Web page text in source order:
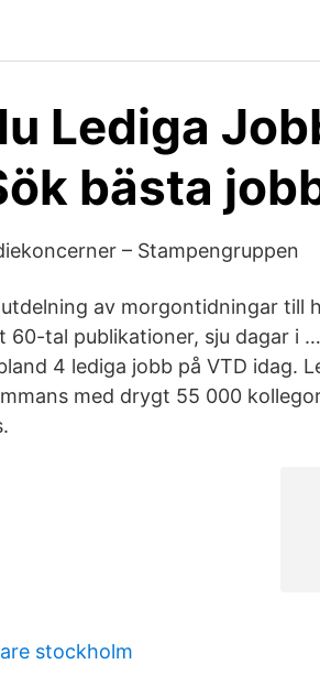
Lediga
bästa
– Stampengruppen
av morgontidningar till
60-tal publikationer, sju dagar i
4 lediga jobb på VTD idag.
med drygt 55 000
stockholm